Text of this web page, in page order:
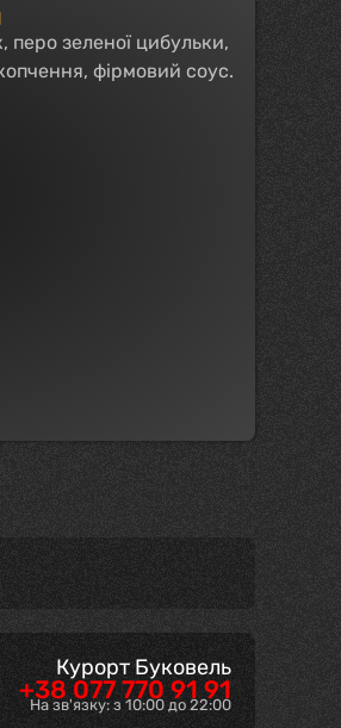
перо зеленої цибульки,
фірмовий соус.
Курорт Буковель
+38 077 770 91 91
На зв'язку: з 10:00 до 22:00